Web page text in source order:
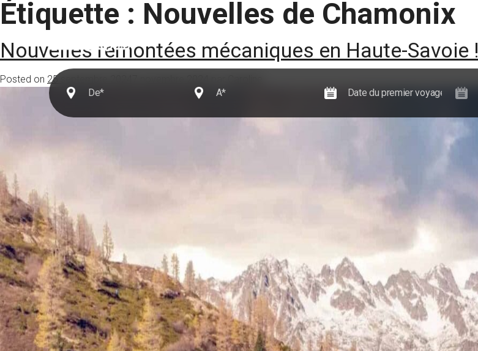
Étiquette : Nouvelles de Chamonix
Nouvelles remontées mécaniques en Haute-Savoie !
Posted on 25 septembre 2024